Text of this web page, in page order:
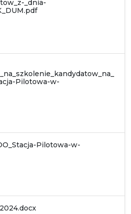
_dnia-
Pilotowa-w-
Pilotowa-w-